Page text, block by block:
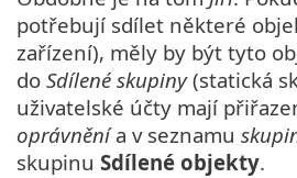
potřebují sdílet některé
zařízení), měly by být tyto
do Sdílené skupiny(statická
uživatelské účty mají
oprávněnía v seznamu
skupinu Sdílené objekty.